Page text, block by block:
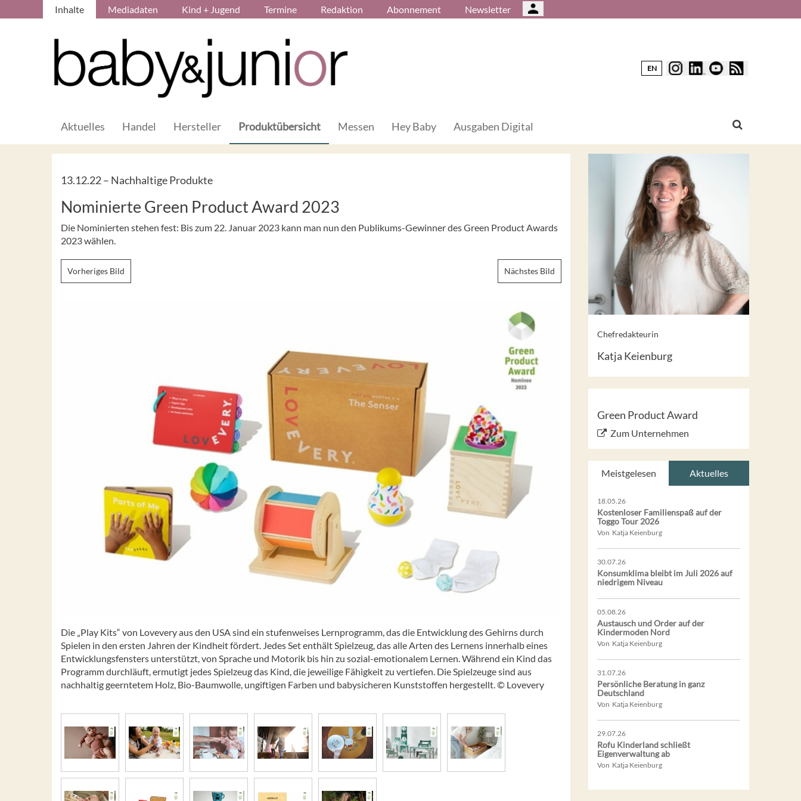
Inhalte Mediadaten Kind + Jugend Termine Redaktion Abonnement Newsletter
EN
Aktuelles Handel Hersteller Produktübersicht Messen Hey Baby Ausgaben Digital
13.12.22 – Nachhaltige Produkte
Nominierte Green Product Award 2023
Die Nominierten stehen fest: Bis zum 22. Januar 2023 kann man nun den Publikums-Gewinner des Green Product Awards
2023 wählen.
Vorheriges Bild Nächstes Bild
Die „Play Kits“ von Lovevery aus den USA sind ein stufenweises Lernprogramm, das die Entwicklung des Gehirns durch
Spielen in den ersten Jahren der Kindheit fördert. Jedes Set enthält Spielzeug, das alle Arten des Lernens innerhalb eines
Entwicklungsfensters unterstützt, von Sprache und Motorik bis hin zu sozial-emotionalem Lernen. Während ein Kind das
Programm durchläuft, ermutigt jedes Spielzeug das Kind, die jeweilige Fähigkeit zu vertiefen. Die Spielzeuge sind aus
nachhaltig geerntetem Holz, Bio-Baumwolle, ungiftigen Farben und babysicheren Kunststoffen hergestellt. © Lovevery
Chefredakteurin
Katja Keienburg
Green Product Award
Zum Unternehmen
Meistgelesen Aktuelles
18.05.26
Kostenloser Familienspaß auf der
Toggo Tour 2026
Von Katja Keienburg
30.07.26
Konsumklima bleibt im Juli 2026 auf
niedrigem Niveau
05.08.26
Austausch und Order auf der
Kindermoden Nord
Von Katja Keienburg
31.07.26
Persönliche Beratung in ganz
Deutschland
Von Katja Keienburg
29.07.26
Rofu Kinderland schließt
Eigenverwaltung ab
Von Katja Keienburg